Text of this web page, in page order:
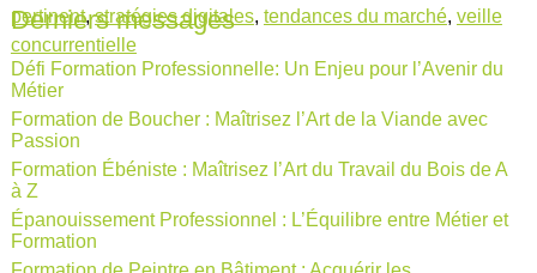
pertinent,stratégies digitales, tendances du marché, veille
concurrentielle
Derniers messages
Défi Formation Professionnelle: Un Enjeu pour l’Avenir du
Métier
Formation de Boucher : Maîtrisez l’Art de la Viande avec
Passion
Formation Ébéniste : Maîtrisez l’Art du Travail du Bois de A
à Z
Épanouissement Professionnel : L’Équilibre entre Métier et
Formation